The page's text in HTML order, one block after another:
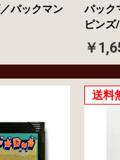
パックマン
パック
ピンズ
￥
送料